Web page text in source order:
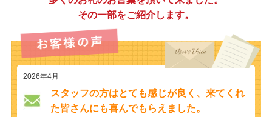
その一部をご紹介します。
2026年4月
スタッフの方はとても感じが良く、来てくれ
た皆さんにも喜んでもらえました。